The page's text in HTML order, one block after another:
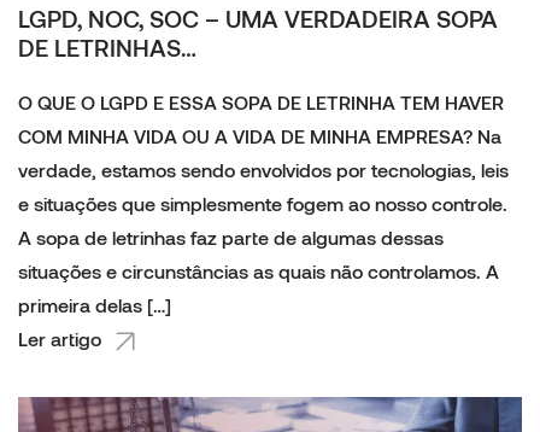
LGPD, NOC, SOC – UMA VERDADEIRA SOPA
DE LETRINHAS…
O QUE O LGPD E ESSA SOPA DE LETRINHA TEM HAVER
COM MINHA VIDA OU A VIDA DE MINHA EMPRESA? Na
verdade, estamos sendo envolvidos por tecnologias, leis
e situações que simplesmente fogem ao nosso controle.
A sopa de letrinhas faz parte de algumas dessas
situações e circunstâncias as quais não controlamos. A
primeira delas […]
Ler artigo